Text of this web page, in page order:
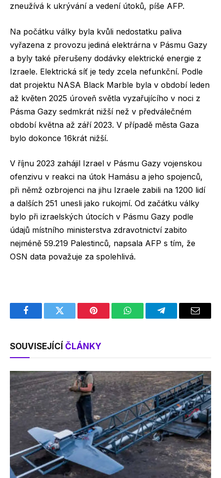
zneužívá k ukrývání a vedení útoků, píše AFP.
Na počátku války byla kvůli nedostatku paliva
vyřazena z provozu jediná elektrárna v Pásmu Gazy
a byly také přerušeny dodávky elektrické energie z
Izraele. Elektrická síť je tedy zcela nefunkční. Podle
dat projektu NASA Black Marble byla v období leden
až květen 2025 úroveň světla vyzařujícího v noci z
Pásma Gazy sedmkrát nižší než v předválečném
období května až září 2023. V případě města Gaza
bylo dokonce 16krát nižší.
V říjnu 2023 zahájil Izrael v Pásmu Gazy vojenskou
ofenzivu v reakci na útok Hamásu a jeho spojenců,
při němž ozbrojenci na jihu Izraele zabili na 1200 lidí
a dalších 251 unesli jako rukojmí. Od začátku války
bylo při izraelských útocích v Pásmu Gazy podle
údajů místního ministerstva zdravotnictví zabito
nejméně 59.219 Palestinců, napsala AFP s tím, že
OSN data považuje za spolehlivá.
FacebookTwitter Pinterest WhatsAppTelegramEmail
SOUVISEJÍCÍ ČLÁNKY